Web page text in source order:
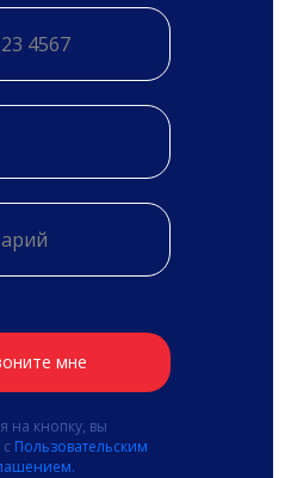
мне
на кнопку, вы
Пользовательским